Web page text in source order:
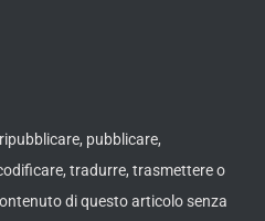
pubblicare,
tradurre, trasmettere o
di questo articolo senza